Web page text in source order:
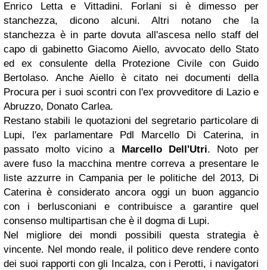
Enrico Letta e Vittadini. Forlani si è dimesso per
stanchezza, dicono alcuni. Altri notano che la
stanchezza è in parte dovuta all'ascesa nello staff del
capo di gabinetto Giacomo Aiello, avvocato dello Stato
ed ex consulente della Protezione Civile con Guido
Bertolaso. Anche Aiello è citato nei documenti della
Procura per i suoi scontri con l'ex provveditore di Lazio e
Abruzzo, Donato Carlea.
Restano stabili le quotazioni del segretario particolare di
Lupi, l'ex parlamentare Pdl Marcello Di Caterina, in
passato molto vicino a Marcello Dell'Utri. Noto per
avere fuso la macchina mentre correva a presentare le
liste azzurre in Campania per le politiche del 2013, Di
Caterina è considerato ancora oggi un buon aggancio
con i berlusconiani e contribuisce a garantire quel
consenso multipartisan che è il dogma di Lupi.
Nel migliore dei mondi possibili questa strategia è
vincente. Nel mondo reale, il politico deve rendere conto
dei suoi rapporti con gli Incalza, con i Perotti, i navigatori